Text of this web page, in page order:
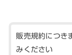
販売規約につき
みください